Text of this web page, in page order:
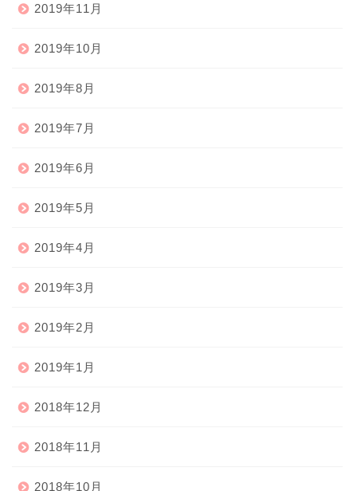
2019年11月
2019年10月
2019年8月
2019年7月
2019年6月
2019年5月
2019年4月
2019年3月
2019年2月
2019年1月
2018年12月
2018年11月
2018年10月